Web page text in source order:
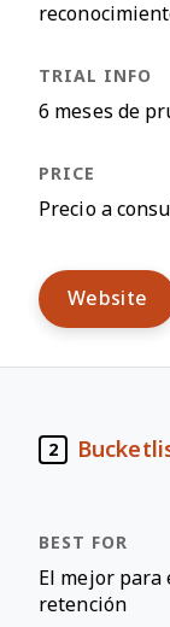
6 meses de
Precio a
Website
2
El mejor
retención